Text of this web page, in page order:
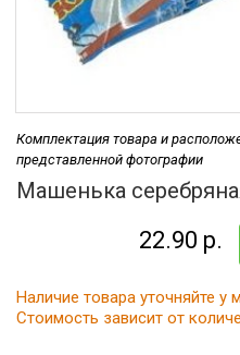
Комплектация товара и
представленной фотографии
Машенька
22.90 р.
Наличие товара уточняйте у
Стоимость зависит от